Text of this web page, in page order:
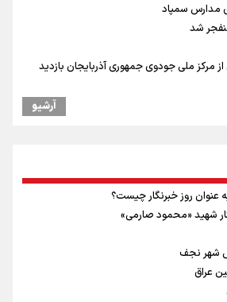
مدارس سمپاد
شد
از مرکز ملی جودوی جمهوری آذربایجان بازدید
گذشته استقلال به پانتولیکوس یونان پیوست
مجموعه ملی تیراندازی باکو یکی از مجهزترین
در مدرسه تایلندی
و تجاوز
علیرضا نصیری وزنه‌برداری ایرانی دسته ۱۱۰ کیلوگرم : امیدوارم با
برگردیم
آرشیو
شهید «محمود صارمی»
شهر نجف
عراق